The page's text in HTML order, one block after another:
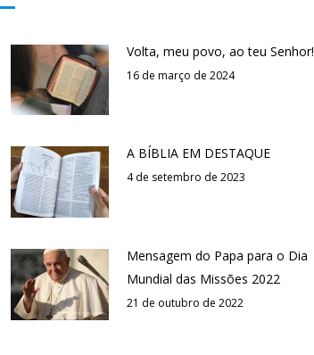
Volta, meu povo, ao teu Senhor!
16 de março de 2024
A BÍBLIA EM DESTAQUE
4 de setembro de 2023
Mensagem do Papa para o Dia
Mundial das Missões 2022
21 de outubro de 2022